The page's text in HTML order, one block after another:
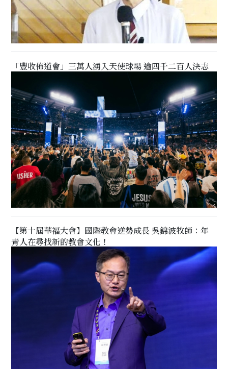
「豐收佈道會」三萬人湧入天使球場 逾四千二百人決志
【第十屆華福大會】國際教會逆勢成長 吳錦波牧師：年
青人在尋找新的教會文化！